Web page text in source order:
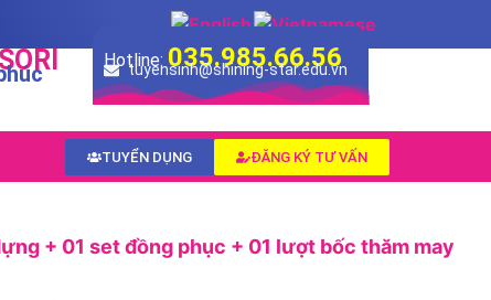
Hotline: 035.985.66.56
tuyensinh@shining-star.edu.vn
ĐĂNG KÝ TƯ VẤN
TUYỂN DỤNG
+ 01 set đồng phục + 01 lượt bốc thăm may